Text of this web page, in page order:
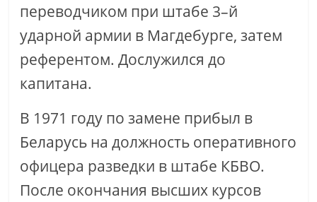
переводчиком при штабе 3–й
ударной армии в Магдебурге, затем
референтом. Дослужился до
капитана.
В 1971 году по замене прибыл в
Беларусь на должность оперативного
офицера разведки в штабе КБВО.
После окончания высших курсов